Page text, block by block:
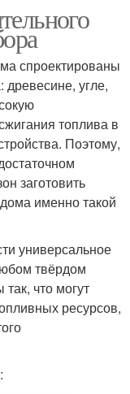
спроектированы
угле,
топлива в
Поэтому,
заготовить
именно такой
универсальное
твёрдом
что могут
ресурсов,